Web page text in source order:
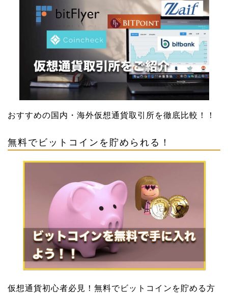
おすすめの国内・海外仮想通貨取引所を徹底比較！！
無料でビットコインを貯められる！
仮想通貨初心者必見！無料でビットコインを貯める方